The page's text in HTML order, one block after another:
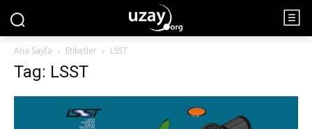
Ana Sayfa Etiketler LSST
Tag: LSST